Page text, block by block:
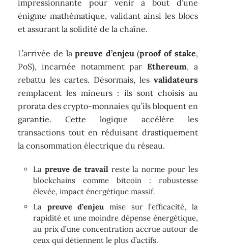
impressionnante pour venir à bout d’une
énigme mathématique, validant ainsi les blocs
et assurant la solidité de la chaîne.
L’arrivée de lapreuve d’enjeu(proof of stake,
PoS), incarnée notamment par Ethereum, a
rebattu les cartes. Désormais, les validateurs
remplacent les mineurs : ils sont choisis au
prorata des crypto-monnaies qu’ils bloquent en
garantie. Cette logique accélère les
transactions tout en réduisant drastiquement
la consommation électrique du réseau.
Lapreuve de travailreste la norme pour les
blockchains comme bitcoin : robustesse
élevée, impact énergétique massif.
La preuve d’enjeu mise sur l’efficacité, la
rapidité et une moindre dépense énergétique,
au prix d’une concentration accrue autour de
ceux qui détiennent le plus d’actifs.